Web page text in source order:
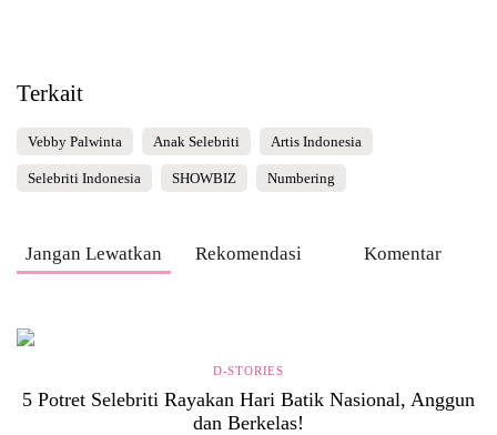
Terkait
Vebby Palwinta Anak Selebriti Artis Indonesia
Selebriti Indonesia SHOWBIZ Numbering
Jangan Lewatkan Rekomendasi Komentar
D-STORIES
5 Potret Selebriti Rayakan Hari Batik Nasional, Anggun
dan Berkelas!